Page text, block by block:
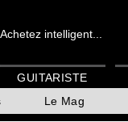
Achetez intelligent...
Le Mag
GUITARISTE